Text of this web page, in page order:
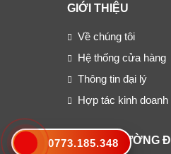
GIỚI THIỆU
Về chúng tôi
Hệ thống cửa hàng
Thông tin đại lý
Hợp tác kinh doanh
BẢN ĐỒ ĐƯỜNG ĐI
0773.185.348